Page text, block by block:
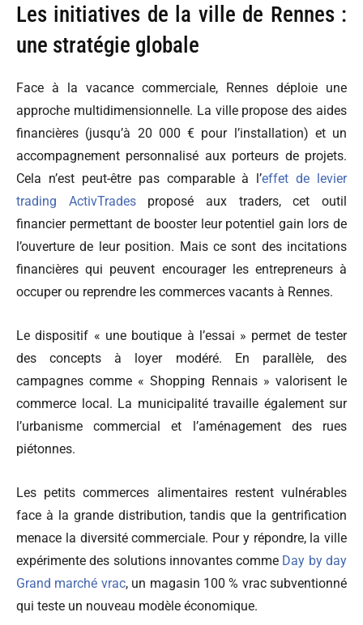
Les initiatives de la ville de Rennes :
une stratégie globale
Face à la vacance commerciale, Rennes déploie une
approche multidimensionnelle. La ville propose des aides
financières (jusqu’à 20 000 € pour l’installation) et un
accompagnement personnalisé aux porteurs de projets.
Cela n’est peut-être pas comparable à l’effet de levier
trading ActivTradesproposé aux traders, cet outil
financier permettant de booster leur potentiel gain lors de
l’ouverture de leur position. Mais ce sont des incitations
financières qui peuvent encourager les entrepreneurs à
occuper ou reprendre les commerces vacants à Rennes.
Le dispositif « une boutique à l’essai » permet de tester
des concepts à loyer modéré. En parallèle, des
campagnes comme « Shopping Rennais » valorisent le
commerce local. La municipalité travaille également sur
l’urbanisme commercial et l’aménagement des rues
piétonnes.
Les petits commerces alimentaires restent vulnérables
face à la grande distribution, tandis que la gentrification
menace la diversité commerciale. Pour y répondre, la ville
expérimente des solutions innovantes comme Day by day
Grand marché vrac, un magasin 100 % vrac subventionné
qui teste un nouveau modèle économique.